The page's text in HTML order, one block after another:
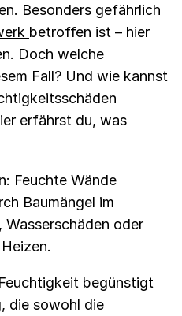
Besonders gefährlich
betroffen ist – hier
Doch welche
Fall? Und wie kannst
erfährst du, was
Feuchte Wände
Baumängel im
Wasserschäden oder
Heizen.
begünstigt
die sowohl die